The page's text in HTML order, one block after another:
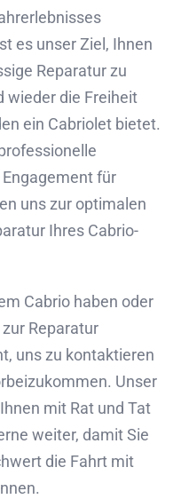
es unser Ziel, Ihnen
Reparatur zu
wieder die Freiheit
ein Cabriolet bietet.
für
uns zur optimalen
Ihres Cabrio-
Cabrio haben oder
Reparatur
uns zu kontaktieren
Unser
mit Rat und Tat
weiter, damit Sie
die Fahrt mit